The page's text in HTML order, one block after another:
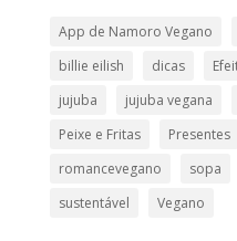
App de Namoro Vegano
billie eilish
dicas
jujuba
jujuba vegana
Peixe e Fritas
Presentes
romancevegano
sopa
sustentável
Vegano